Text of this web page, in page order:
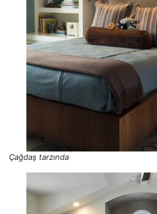
Çağdaş tarzında